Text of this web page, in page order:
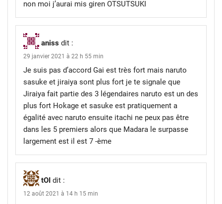
non moi j’aurai mis giren OTSUTSUKI
aniss dit :
29 janvier 2021 à 22 h 55 min
Je suis pas d’accord Gai est très fort mais naruto
sasuke et jiraiya sont plus fort je te signale que
Jiraiya fait partie des 3 légendaires naruto est un des
plus fort Hokage et sasuke est pratiquement a
égalité avec naruto ensuite itachi ne peux pas être
dans les 5 premiers alors que Madara le surpasse
largement est il est 7 -ème
tOI dit :
12 août 2021 à 14 h 15 min